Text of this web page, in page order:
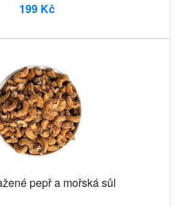
199 Kč
pepř a mořská sůl